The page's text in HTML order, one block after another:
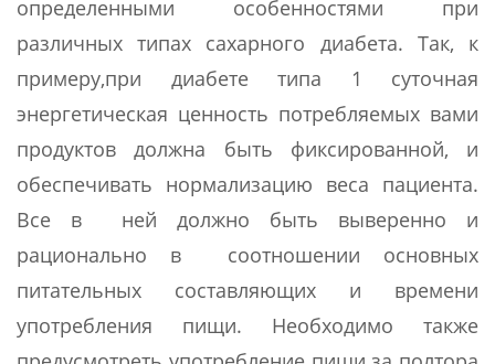
определенными особенностями при
различных типах сахарного диабета. Так, к
примеру,при диабете типа 1 суточная
энергетическая ценность потребляемых вами
продуктов должна быть фиксированной, и
обеспечивать нормализацию веса пациента.
Все в ней должно быть выверенно и
рационально в соотношении основных
питательных составляющих и времени
употребления пищи. Необходимо также